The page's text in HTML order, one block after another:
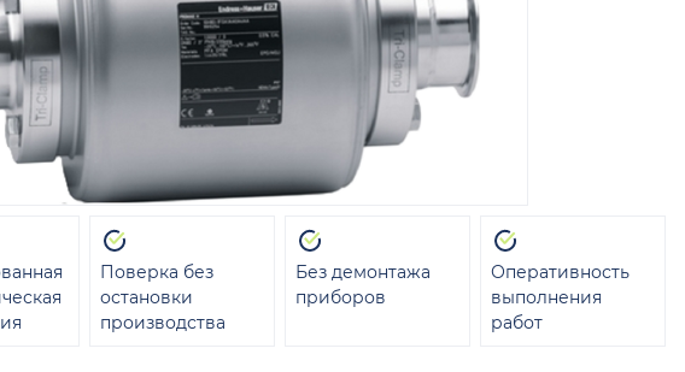
Поверка без
остановки
производства
Без демонтажа
приборов
Оперативность
выполнения
работ